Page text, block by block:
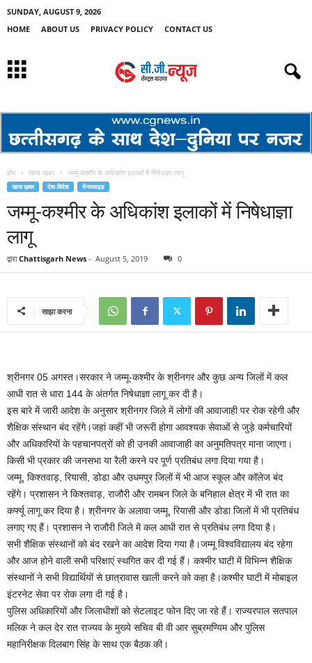
SUNDAY, AUGUST 9, 2026
HOME
ABOUT US PRIVACY POLICY CONTACT US
होम खास ख़बर जम्मू-कश्मीर के अधिकांश इलाकों में निषेधाज्ञा लागू
खास ख़बर देश-विदेश मेनस्लाइड
जम्मू-कश्मीर के अधिकांश इलाकों में निषेधाज्ञा
लागू
द्वारा Chattisgarh News - August 5, 2019 0
साझा करना
श्रीनगर 05 अगस्त।सरकार ने जम्मू-कश्मीर के श्रीनगर और कुछ अन्य जिलों में कल
आधी रात से धारा 144 के अंतर्गत निषेधाज्ञा लागू कर दी है।
इस बारे में जारी आदेश के अनुसार श्रीनगर जिले में लोगों की आवाजाही पर रोक रहेगी और
शैक्षिक संस्थान बंद रहेंगे।जहां कहीं भी जरूरी होगा आवश्यक सेवाओं से जुड़े कर्मचारियों
और अधिकारियों के पहचानपत्रों को ही उनकी आवाजाही का अनुमतिपत्र माना जाएगा।
किसी भी प्रकार की जनसभा या रैली करने पर पूर्ण प्रतिबंध लगा दिया गया है।
जम्मू, किश्तवाड़, रियासी, डोडा और उधमपुर जिलों में भी आज स्कूल और कॉलेज बंद
रहेंगे। प्रशासन ने किश्तवाड़, राजौरी और रामबन जिले के बनिहाल क्षेत्र में भी रात का
कर्फ्यू लागू कर दिया है। श्रीनगर के अलावा जम्मू, रियासी और डोडा जिलों में भी प्रतिबंध
लगाए गए हैं। प्रशासन ने राजौरी जिले में कल आधी रात से प्रतिबंध लगा दिया है।
सभी शैक्षिक संस्थानों को बंद रखने का आदेश दिया गया है।जम्मू विश्वविद्यालय बंद रहेगा
और आज होने वाली सभी परिक्षाएं स्थगित कर दी गई हैं। कश्मीर घाटी में विभिन्न शैक्षिक
संस्थानों ने सभी विद्यार्थियों से छात्रावास खाली करने को कहा है।कश्मीर घाटी में मोबाइल
इंटरनेट सेवा पर रोक लगा दी गई है।
पुलिस अधिकारियों और जिलाधीशों को सेटलाइट फोन दिए जा रहे हैं। राज्यरपाल सतपाल
मलिक ने कल देर रात राज्यव के मुख्ये सचिव बी वी आर सुब्रमण्यिम और पुलिस
महानिरीक्षक दिलबाग सिंह के साथ एक बैठक की।